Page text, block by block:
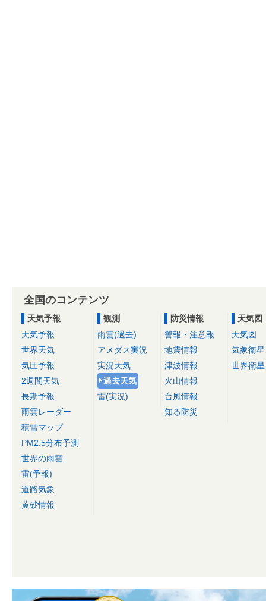
全国のコンテンツ
天気予報
天気予報
世界天気
気圧予報
2週間天気
長期予報
雨雲レーダー
積雪マップ
PM2.5分布予測
世界の雨雲
雷(予報)
道路気象
黄砂情報
観測
雨雲(過去)
アメダス実況
実況天気
過去天気
雷(実況)
防災情報
警報・注意報
地震情報
津波情報
火山情報
台風情報
知る防災
天気図
天気図
気象衛星
世界衛星